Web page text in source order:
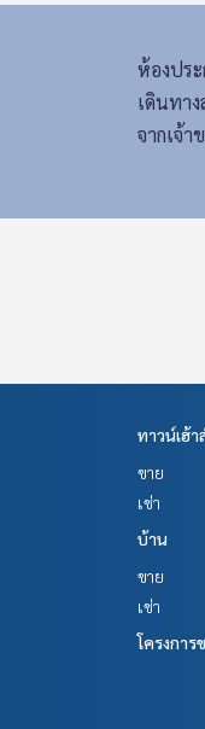
ห้องปร
เดินทา
จากเจ้
ทาวน์เฮ้า
ขาย
เช่า
บ้าน
ขาย
เช่า
โครงการ